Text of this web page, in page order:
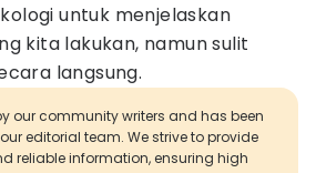
untuk menjelaskan
kita lakukan, namun sulit
langsung.
our community writers and has been
editorial team. We strive to provide
reliable information, ensuring high